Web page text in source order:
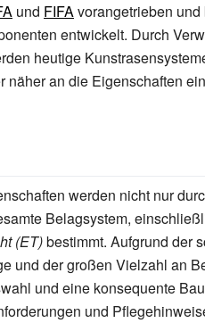
und FIFAvorangetrieben
entwickelt. Durch
heutige
an die Eigenschaften
werden nicht nur
Belagsystem,
(ET)bestimmt. Aufgrund der
und der großen Vielzahl an
und eine konsequente
und